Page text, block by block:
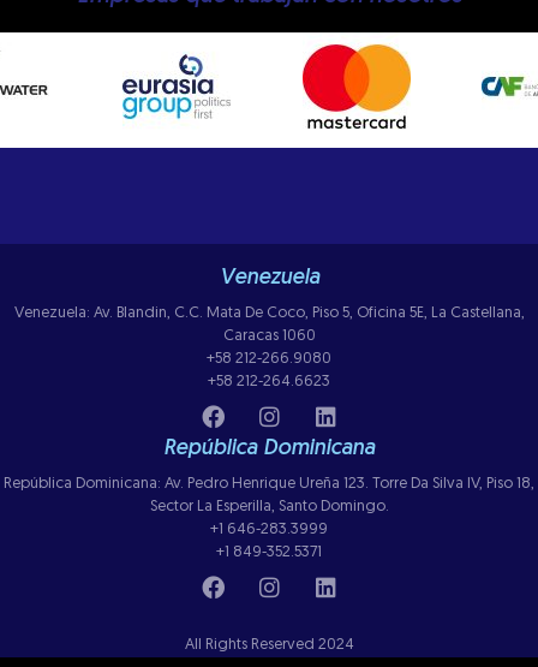
Venezuela
Venezuela: Av. Blandin, C.C. Mata De Coco, Piso 5, Oficina 5E, La Castellana,
Caracas 1060
+58 212-266.9080
+58 212-264.6623
República Dominicana
República Dominicana: Av. Pedro Henrique Ureña 123. Torre Da Silva IV, Piso 18,
Sector La Esperilla, Santo Domingo.
+1 646-283.3999
+1 849-352.5371
All Rights Reserved 2024